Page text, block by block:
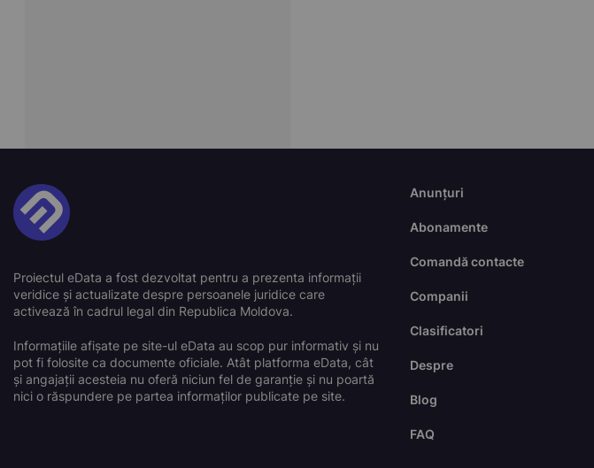
Proiectul eData a fost dezvoltat pentru a prezenta informații
veridice și actualizate despre persoanele juridice care
activează în cadrul legal din Republica Moldova.
Informațiile afișate pe site-ul eData au scop pur informativ și nu
pot fi folosite ca documente oficiale. Atât platforma eData, cât
și angajații acesteia nu oferă niciun fel de garanție și nu poartă
nici o răspundere pe partea informaților publicate pe site.
Anunțuri
Abonamente
Comandă contacte
Companii
Clasificatori
Despre
Blog
FAQ